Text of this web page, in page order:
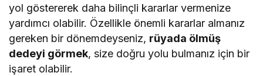
yol göstererek daha bilinçli kararlar vermenize
yardımcı olabilir. Özellikle önemli kararlar almanız
gereken bir dönemdeyseniz, rüyada ölmüş
dedeyi görmek, size doğru yolu bulmanız için bir
işaret olabilir.